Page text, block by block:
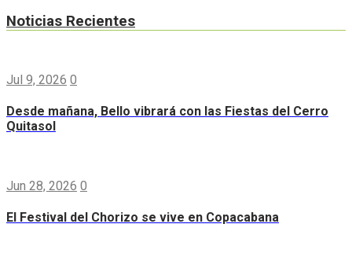
Noticias Recientes
Jul 9, 2026 0
Desde mañana, Bello vibrará con las Fiestas del Cerro
Quitasol
Jun 28, 2026 0
El Festival del Chorizo se vive en Copacabana